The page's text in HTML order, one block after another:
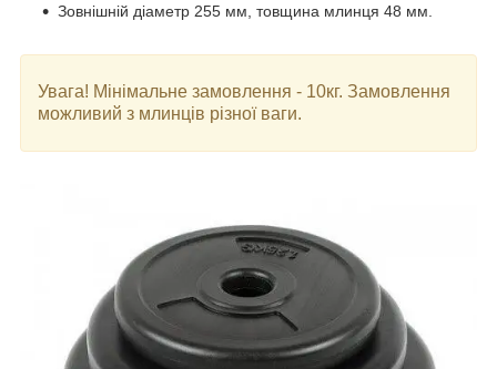
Зовнішній діаметр 255 мм, товщина млинця 48 мм.
Увага! Мінімальне замовлення - 10кг. Замовлення
можливий з млинців різної ваги.